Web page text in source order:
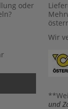
oder
Wir
und